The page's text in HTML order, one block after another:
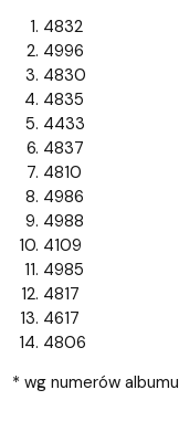
4832
4996
4830
4835
4433
4837
4810
4986
4988
4109
4985
4817
4617
4806
* wg numerów albumu